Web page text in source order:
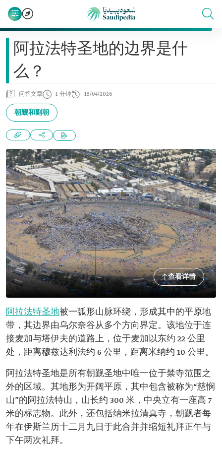
阿拉法特圣地的边界是什
么？
问答文章 1 分钟 15/04/2026
朝觐和副朝
查看详情
阿拉法特圣地被一弧形山脉环绕，形成其中的平原地
带，其边界由乌尔奈谷从多个方向界定。该地位于连
接麦加与塔伊夫的道路上，位于麦加以东约 22 公里
处，距离穆兹达利法约 6 公里，距离米纳约 10 公里。
阿拉法特圣地是所有朝觐圣地中唯一位于禁寺范围之
外的区域。其地形为开阔平原，其中包含被称为“慈悯
山”的阿拉法特山，山长约 300 米，中央立有一座高 7
米的标志物。此外，还包括纳米拉清真寺，朝觐者每
年在伊斯兰历十二月九日于此合并并缩短礼拜正午与
下午两次礼拜。